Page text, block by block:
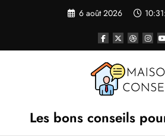
6 août 2026
Les bons conseils